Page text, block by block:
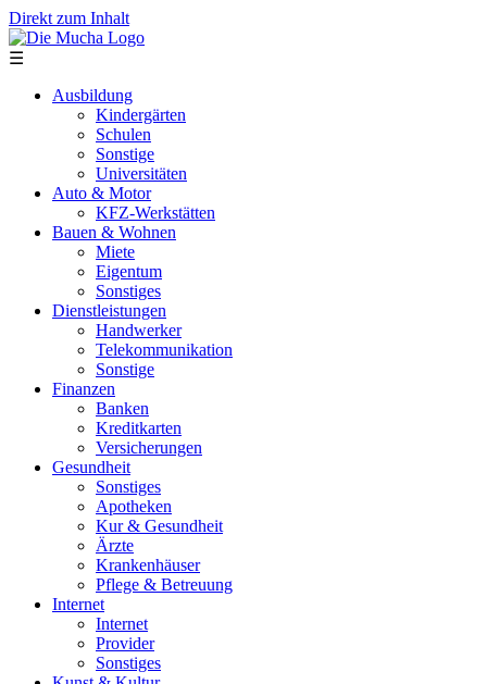
Direkt zum Inhalt
☰
Ausbildung
Kindergärten
Schulen
Sonstige
Universitäten
Auto & Motor
KFZ-Werkstätten
Bauen & Wohnen
Miete
Eigentum
Sonstiges
Dienstleistungen
Handwerker
Telekommunikation
Sonstige
Finanzen
Banken
Kreditkarten
Versicherungen
Gesundheit
Sonstiges
Apotheken
Kur & Gesundheit
Ärzte
Krankenhäuser
Pflege & Betreuung
Internet
Internet
Provider
Sonstiges